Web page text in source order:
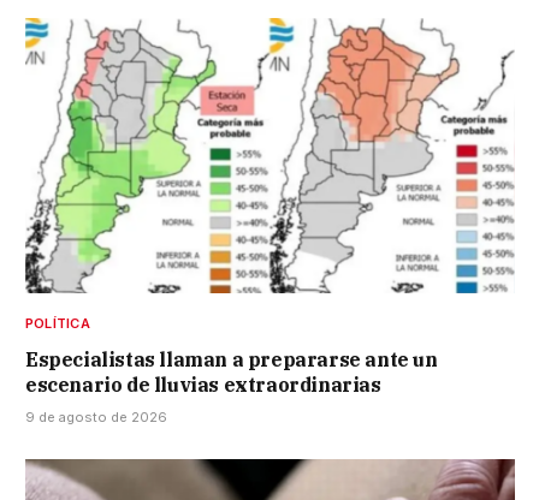
POLÍTICA
Especialistas llaman a prepararse ante un
escenario de lluvias extraordinarias
9 de agosto de 2026